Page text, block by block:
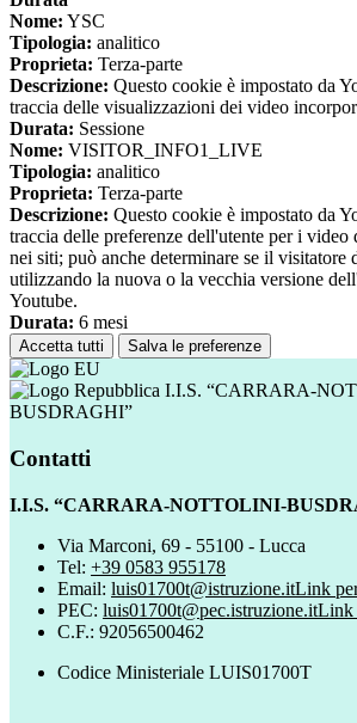
Nome: YSC
Tipologia: analitico
Proprieta: Terza-parte
Descrizione: Questo cookie è impostato da
traccia delle visualizzazioni dei video
Durata: Sessione
Nome: VISITOR_INFO1_LIVE
Tipologia: analitico
Proprieta: Terza-parte
Descrizione: Questo cookie è impostato da
traccia delle preferenze dell'utente per i video
nei siti; può anche determinare se il visitatore
utilizzando la nuova o la vecchia versione
Youtube.
Durata: 6 mesi
Accetta tutti Salva le preferenze
I.I.S. “CARRARA-
BUSDRAGHI”
Contatti
I.I.S. “CARRARA-NOTTOLINI-
Via Marconi, 69 - 55100 - Lucca
Tel: +39 0583 955178
Email: luis01700t@istruzione.itLink
PEC: luis01700t@pec.istruzione.itLink
C.F.: 92056500462
Codice Ministeriale LUIS01700T